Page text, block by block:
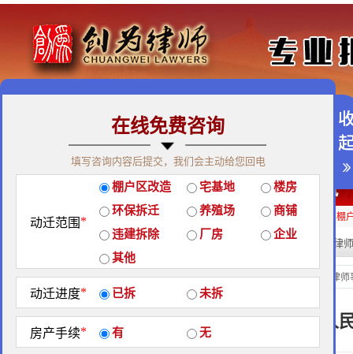
免费咨询热线：400-900-9881
经典案例 | 律师团队 拆迁维权 | 征地维权
房屋拆迁补偿 企业拆迁补偿 厂房拆迁补偿 征地补偿 违章拆迁补偿 棚
热门搜索: 拆迁律师
经典案例 当前位置： 北京创为律师
2015年3月03日 江苏省高级人
在线免费咨询
填写咨询内容后提交，我们会主动给您回电
动迁范围 *
棚户区改造 宅基地
楼房
环保拆迁
养殖场
商铺
违建拆除
厂房
企业
其他
动迁进度* 已拆 未拆
房产手续* 有 无